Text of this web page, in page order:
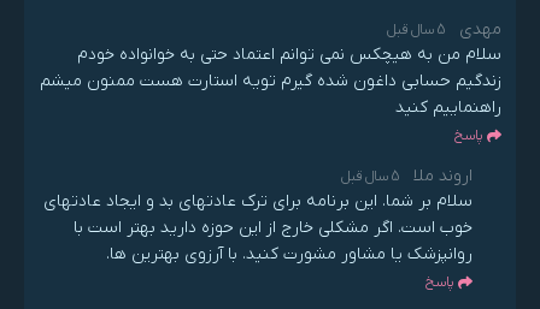
مهدی 5 سال قبل
سلام من به هیچکس نمی توانم اعتماد حتی به خوانواده خودم
زندگیم حسابی داغون شده گیرم تویه استارت هست ممنون میشم
راهنماییم کنید
پاسخ
اروند ملا 5 سال قبل
سلام بر شما. این برنامه برای ترک عادتهای بد و ایجاد عادتهای
خوب است. اگر مشکلی خارج از این حوزه دارید بهتر است با
روانپزشک یا مشاور مشورت کنید. با آرزوی بهترین ها.
پاسخ